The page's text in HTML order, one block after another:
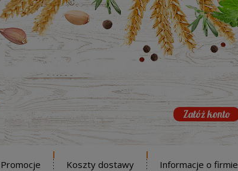
Załóż konto
Promocje Koszty dostawy Informacje o firmie